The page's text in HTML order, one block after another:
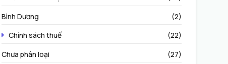
Bình Dương
(2)
Chính sách thuế
(22)
Chưa phân loại
(27)